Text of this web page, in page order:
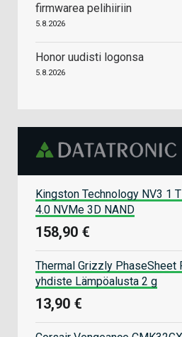
firmwarea pelihiiriin
5.8.2026
Honor uudisti logonsa
5.8.2026
Kingston Technology NV3 1
4.0 NVMe 3D NAND
158,90 €
Thermal Grizzly PhaseSheet
yhdiste Lämpöalusta 2 g
13,90 €